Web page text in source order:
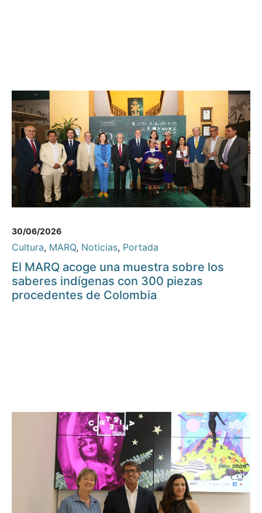
30/06/2026
Cultura, MARQ, Noticias, Portada
El MARQ acoge una muestra sobre los
saberes indígenas con 300 piezas
procedentes de Colombia